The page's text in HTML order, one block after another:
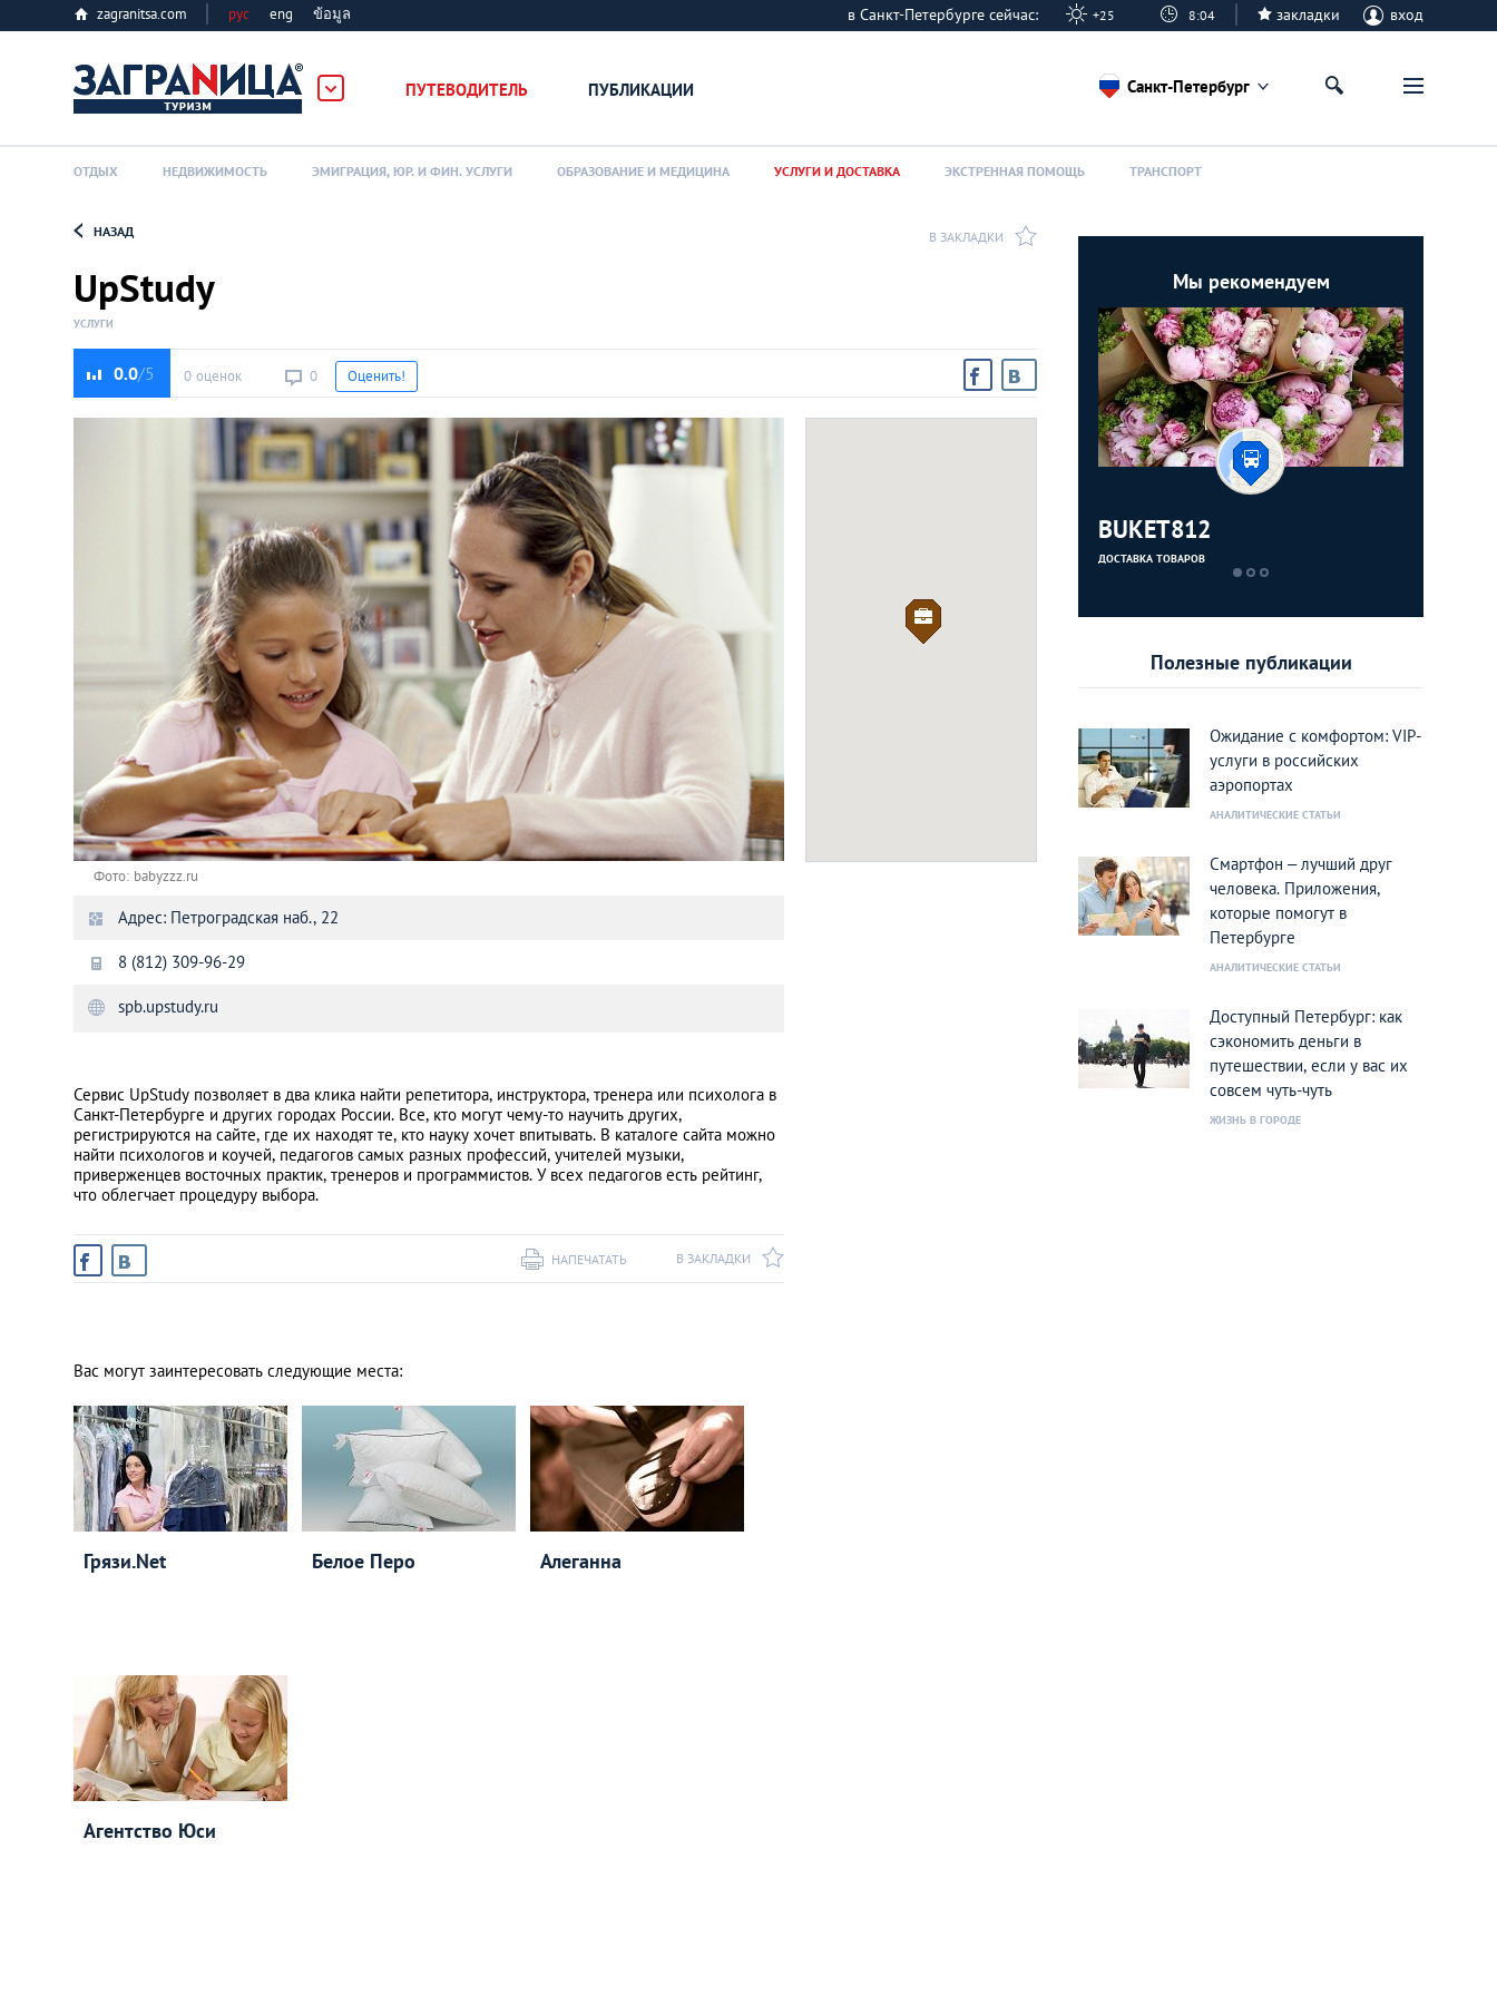
zagranitsa.com рус eng ข้อมูล в Санкт-Петербурге сейчас: +25 8:04 закладки вход
ПУТЕВОДИТЕЛЬ ПУБЛИКАЦИИ
Алматы
Афины
Киев
Лондон
Лос-Анджелес
Москва
Loading...
Санкт-Петербург
ОТДЫХ НЕДВИЖИМОСТЬ ЭМИГРАЦИЯ, ЮР. И ФИН. УСЛУГИ ОБРАЗОВАНИЕ И МЕДИЦИНА УСЛУГИ И ДОСТАВКА ЭКСТРЕННАЯ ПОМОЩЬ ТРАНСПОРТ
НАЗАД В ЗАКЛАДКИ
UpStudy
УСЛУГИ
0.0 0 оценок 0 Оценить!
Фото: babyzzz.ru
Адрес: Петроградская наб., 22
8 (812) 309-96-29
spb.upstudy.ru
Сервис UpStudy позволяет в два клика найти репетитора, инструктора, тренера или психолога в
Санкт-Петербурге и других городах России. Все, кто могут чему-то научить других,
регистрируются на сайте, где их находят те, кто науку хочет впитывать. В каталоге сайта можно
найти психологов и коучей, педагогов самых разных профессий, учителей музыки,
приверженцев восточных практик, тренеров и программистов. У всех педагогов есть рейтинг,
что облегчает процедуру выбора.
В ЗАКЛАДКИ
НАПЕЧАТАТЬ
Вас могут заинтересовать следующие места:
Грязи.Net Белое Перо Алеганна
Агентство Юси
Мы рекомендуем
BUKET812
ДОСТАВКА ТОВАРОВ
Полезные публикации
Ожидание с комфортом: VIP-
услуги в российских
аэропортах
АНАЛИТИЧЕСКИЕ СТАТЬИ
Смартфон – лучший друг
человека. Приложения,
которые помогут в
Петербурге
АНАЛИТИЧЕСКИЕ СТАТЬИ
Доступный Петербург: как
сэкономить деньги в
путешествии, если у вас их
совсем чуть-чуть
ЖИЗНЬ В ГОРОДЕ